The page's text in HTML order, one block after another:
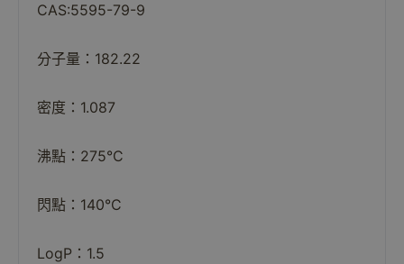
CAS:5595-79-9
分子量：182.22
密度：1.087
沸點：275°C
閃點：140°C
LogP：1.5